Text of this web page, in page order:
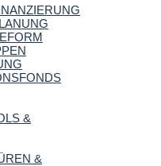
&
&